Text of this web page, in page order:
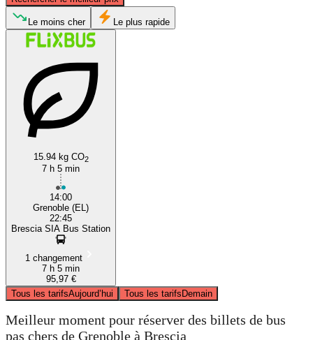
Grenoble
Le moins cher Le plus rapide
15.94 kg CO2
7 h 5 min
14:00
Grenoble (EL)
22:45
Brescia SIA Bus Station
1 changement
7 h 5 min
95,97 €
Tous les tarifsAujourd’hui Tous les tarifsDemain
Meilleur moment pour réserver des billets de bus
pas chers de Grenoble à Brescia